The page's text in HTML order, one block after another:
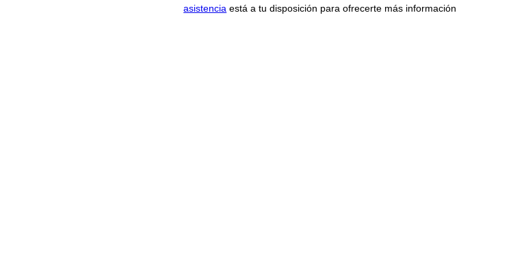
asistencia está a tu disposición para ofrecerte más información